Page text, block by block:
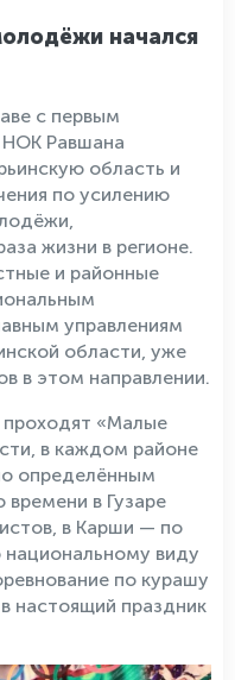
начался
с первым
НОК Равшана
область и
по усилению
жизни в регионе.
и районные
управлениям
области, уже
в этом направлении.
проходят «Малые
в каждом районе
определённым
в Гузаре
в Карши — по
виду
по курашу
настоящий праздник